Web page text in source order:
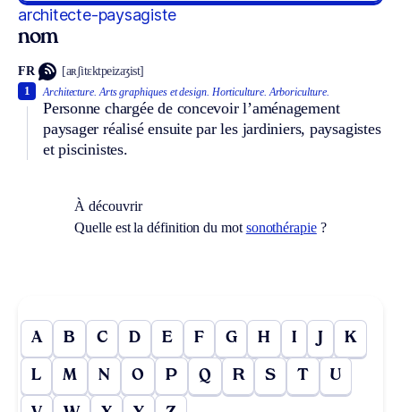
architecte-paysagiste
nom
FR [aʀʃitɛktpeizaʒist]
Architecture. Arts graphiques et design. Horticulture. Arboriculture.
Personne chargée de concevoir l’aménagement
paysager réalisé ensuite par les jardiniers, paysagistes
et piscinistes.
1
À découvrir
Quelle est la définition du mot sonothérapie?
A B C D E F G H I J K
L M N O P Q R S T U